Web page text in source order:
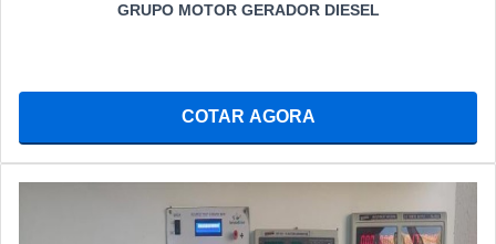
GRUPO MOTOR GERADOR DIESEL
COTAR AGORA